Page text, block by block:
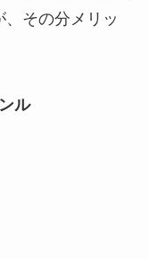
その分メリッ
ル